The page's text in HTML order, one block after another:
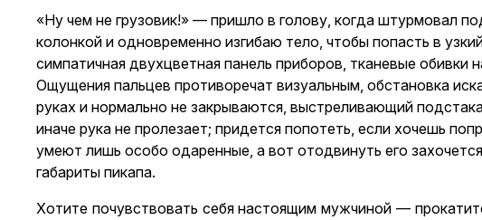
«Ну чем не грузовик!» — пришло в голову, когда штурмовал
колонкой и одновременно изгибаю тело, чтобы попасть в
симпатичная двухцветная панель приборов, тканевые
Ощущения пальцев противоречат визуальным, обстановка
руках и нормально не закрываются, выстреливающий
иначе рука не пролезает; придется попотеть, если хочешь
умеют лишь особо одаренные, а вот отодвинуть его
габариты пикапа.
Хотите почувствовать себя настоящим мужчиной —